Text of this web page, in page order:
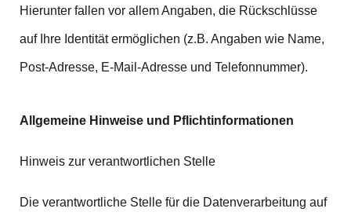
Hierunter fallen vor allem Angaben, die Rückschlüsse
auf Ihre Identität ermöglichen (z.B. Angaben wie Name,
Post-Adresse, E-Mail-Adresse und Telefonnummer).
Allgemeine Hinweise und Pflichtinformationen
Hinweis zur verantwortlichen Stelle
Die verantwortliche Stelle für die Datenverarbeitung auf